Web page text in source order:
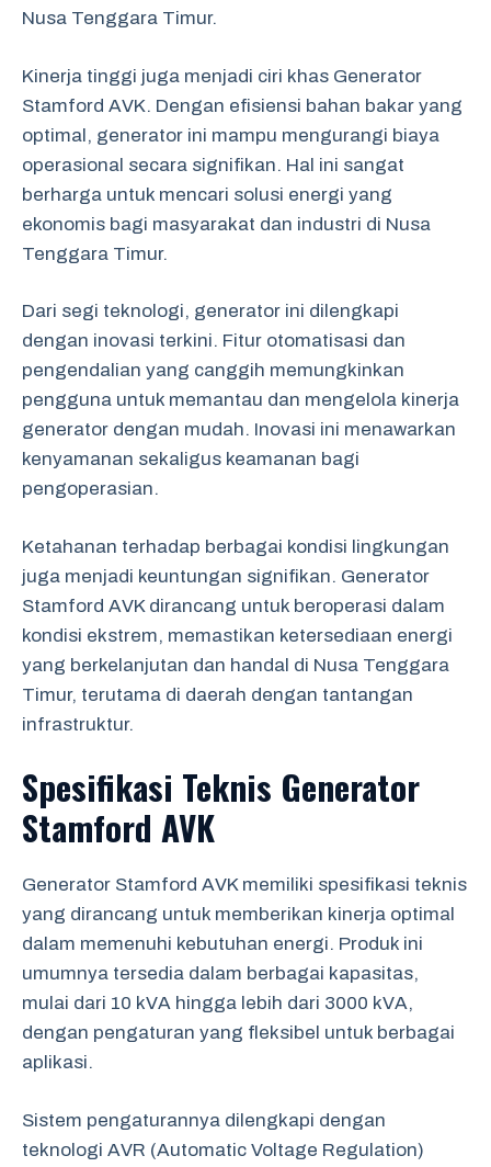
Nusa Tenggara Timur.
Kinerja tinggi juga menjadi ciri khas Generator
Stamford AVK. Dengan efisiensi bahan bakar yang
optimal, generator ini mampu mengurangi biaya
operasional secara signifikan. Hal ini sangat
berharga untuk mencari solusi energi yang
ekonomis bagi masyarakat dan industri di Nusa
Tenggara Timur.
Dari segi teknologi, generator ini dilengkapi
dengan inovasi terkini. Fitur otomatisasi dan
pengendalian yang canggih memungkinkan
pengguna untuk memantau dan mengelola kinerja
generator dengan mudah. Inovasi ini menawarkan
kenyamanan sekaligus keamanan bagi
pengoperasian.
Ketahanan terhadap berbagai kondisi lingkungan
juga menjadi keuntungan signifikan. Generator
Stamford AVK dirancang untuk beroperasi dalam
kondisi ekstrem, memastikan ketersediaan energi
yang berkelanjutan dan handal di Nusa Tenggara
Timur, terutama di daerah dengan tantangan
infrastruktur.
Spesifikasi Teknis Generator
Stamford AVK
Generator Stamford AVK memiliki spesifikasi teknis
yang dirancang untuk memberikan kinerja optimal
dalam memenuhi kebutuhan energi. Produk ini
umumnya tersedia dalam berbagai kapasitas,
mulai dari 10 kVA hingga lebih dari 3000 kVA,
dengan pengaturan yang fleksibel untuk berbagai
aplikasi.
Sistem pengaturannya dilengkapi dengan
teknologi AVR (Automatic Voltage Regulation)